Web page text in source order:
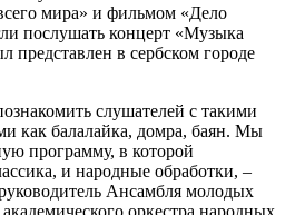
мира» и фильмом «Дело
послушать концерт «Музыка
представлен в сербском городе
слушателей с такими
как балалайка, домра, баян. Мы
программу, в которой
и народные обработки, –
Ансамбля молодых
оркестра народных